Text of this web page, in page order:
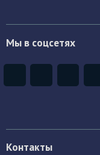
Мы в соцсетях
Контакты